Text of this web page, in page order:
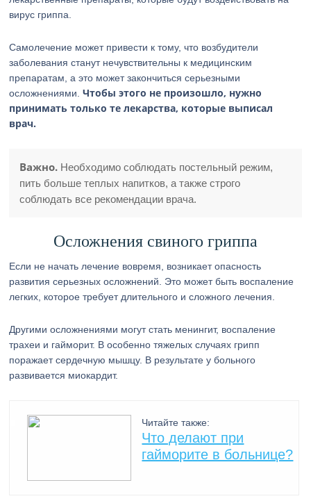
вирус гриппа.
Самолечение может привести к тому, что возбудители
заболевания станут нечувствительны к медицинским
препаратам, а это может закончиться серьезными
осложнениями.Чтобы этого не произошло, нужно
принимать только те лекарства, которые выписал
врач.
Важно. Необходимо соблюдать постельный режим,
пить больше теплых напитков, а также строго
соблюдать все рекомендации врача.
Осложнения свиного гриппа
Если не начать лечение вовремя, возникает опасность
развития серьезных осложнений. Это может быть воспаление
легких, которое требует длительного и сложного лечения.
Другими осложнениями могут стать менингит, воспаление
трахеи и гайморит. В особенно тяжелых случаях грипп
поражает сердечную мышцу. В результате у больного
развивается миокардит.
Читайте также:
Что делают при
гайморите в больнице?